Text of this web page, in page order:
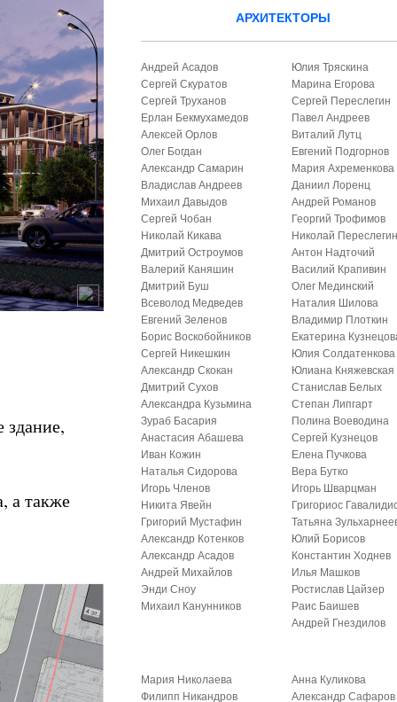
здание,
а также
АРХИТЕКТОРЫ
Андрей Асадов
Сергей Скуратов
Сергей Труханов
Ерлан Бекмухамедов
Алексей Орлов
Олег Богдан
Александр Самарин
Владислав Андреев
Михаил Давыдов
Сергей Чобан
Николай Кикава
Дмитрий Остроумов
Валерий Каняшин
Дмитрий Буш
Всеволод Медведев
Евгений Зеленов
Борис Воскобойников
Сергей Никешкин
Александр Скокан
Дмитрий Сухов
Александра Кузьмина
Зураб Басария
Анастасия Абашева
Иван Кожин
Наталья Сидорова
Игорь Членов
Никита Явейн
Григорий Мустафин
Александр Котенков
Александр Асадов
Андрей Михайлов
Энди Сноу
Михаил Канунников
Юлия Тряскина
Марина Егорова
Сергей Переслегин
Павел Андреев
Виталий Лутц
Евгений Подгорнов
Мария Ахременкова
Даниил Лоренц
Андрей Романов
Георгий Трофимов
Николай
Антон Надточий
Василий Крапивин
Олег Мединский
Наталия Шилова
Владимир Плоткин
Екатерина
Юлия Солдатенкова
Юлиана Княжевская
Станислав Белых
Степан Липгарт
Полина Воеводина
Сергей Кузнецов
Елена Пучкова
Вера Бутко
Игорь Шварцман
Григориос
Татьяна
Юлий Борисов
Константин Ходнев
Илья Машков
Ростислав Цайзер
Раис Баишев
Андрей Гнездилов
Мария Николаева
Филипп Никандров
Анна Куликова
Александр Сафаров